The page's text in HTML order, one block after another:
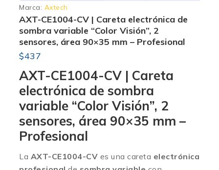
Marca: Axtech
AXT-CE1004-CV | Careta electrónica de
sombra variable “Color Visión”, 2
sensores, área 90×35 mm – Profesional
$437
AXT-CE1004-CV | Careta
electrónica de sombra
variable “Color Visión”, 2
sensores, área 90×35 mm –
Profesional
La AXT-CE1004-CV es una careta electrónica